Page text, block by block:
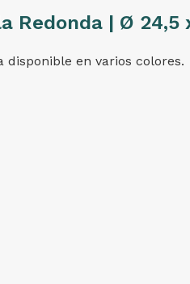
Redonda | Ø 24,5
en varios colores.